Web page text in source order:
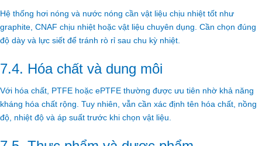
Hệ thống hơi nóng và nước nóng cần vật liệu chịu nhiệt tốt như
graphite, CNAF chịu nhiệt hoặc vật liệu chuyên dụng. Cần chọn đúng
độ dày và lực siết để tránh rò rỉ sau chu kỳ nhiệt.
7.4. Hóa chất và dung môi
Với hóa chất, PTFE hoặc ePTFE thường được ưu tiên nhờ khả năng
kháng hóa chất rộng. Tuy nhiên, vẫn cần xác định tên hóa chất, nồng
độ, nhiệt độ và áp suất trước khi chọn vật liệu.